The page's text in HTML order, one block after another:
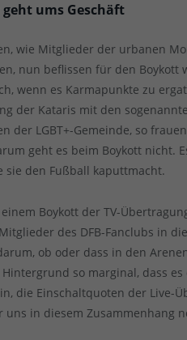
ums Geschäft
wie Mitglieder der urbanen
nun beflissen für den Boykott
wenn es Karmapunkte zu
der Kataris mit den
der LGBT+-Gemeinde, so
geht es beim Boykott nicht.
sie den Fußball kaputtmacht.
Boykott der TV-
des DFB-Fanclubs in
ob oder dass in den
so marginal, dass
die Einschaltquoten der Live-
in diesem Zusammenhang